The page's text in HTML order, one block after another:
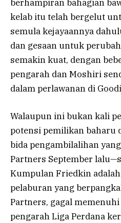
berhampiran bahagian
kelab itu telah bergelut
semula kejayaannya
dan gesaan untuk
semakin kuat, dengan
pengarah dan Moshiri
dalam perlawanan di
Walaupun ini bukan kali
potensi pemilikan baharu
bida pengambilalihan
Partners September
Kumpulan Friedkin
pelaburan yang
Partners, gagal
pengarah Liga Perdana